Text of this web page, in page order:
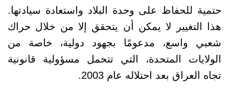
حتمية للحفاظ على وحدة البلاد واستعادة سيادتها.
هذا التغيير لا يمكن أن يتحقق إلا من خلال حراك
شعبي واسع، مدعومًا بجهود دولية، خاصة من
الولايات المتحدة، التي تتحمل مسؤولية قانونية
تجاه العراق بعد احتلاله عام 2003.